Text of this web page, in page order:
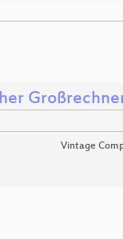
Vintage